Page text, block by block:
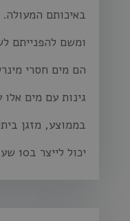
באיכותם המעולה.
ומשם להפנייתם
הם מים חסרי
גינות עם מים אלו
בממוצע, מזגן
יכול לייצר ב10 שעות...